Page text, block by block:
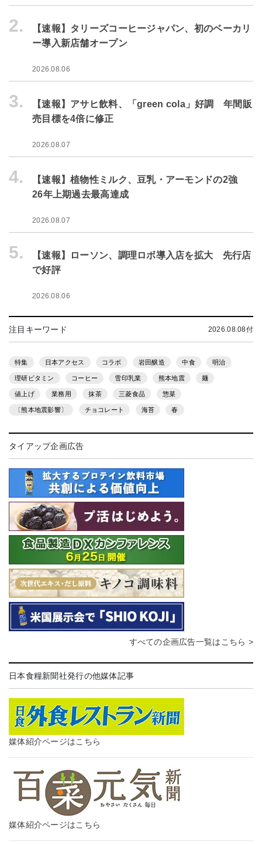
2.
【速報】タリーズコーヒージャパン、初のベーカリ
ー導入新店舗オープン
2026.08.06
3.
【速報】アサヒ飲料、「green cola」好調 年間販
売目標を4倍に修正
2026.08.07
4.
【速報】植物性ミルク、豆乳・アーモンドの2強
26年上期過去最高達成
2026.08.07
5.
【速報】ローソン、調理ロボ導入店を拡大 先行店
で好評
2026.08.06
注目キーワード 2026.08.08付
特集 日本アクセス コラボ 岩田醸造 中食 明治
理研ビタミン コーヒー 雪印乳業 熊本地震 麺
値上げ 業務用 抹茶 三菱食品 惣菜
〔熊本地震影響〕 チョコレート 海苔 春
タイアップ企画広告
すべての企画広告一覧はこちら >
日本食糧新聞社発行の他媒体記事
媒体紹介ページはこちら
媒体紹介ページはこちら